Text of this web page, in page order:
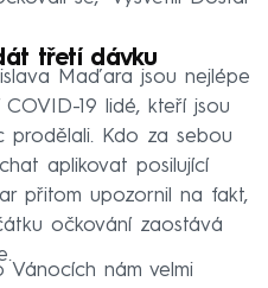
třetí dávku
Maďara jsou nejlépe
19 lidé, kteří jsou
prodělali. Kdo za sebou
aplikovat posilující
přitom upozornil na fakt,
očkování zaostává
nám velmi